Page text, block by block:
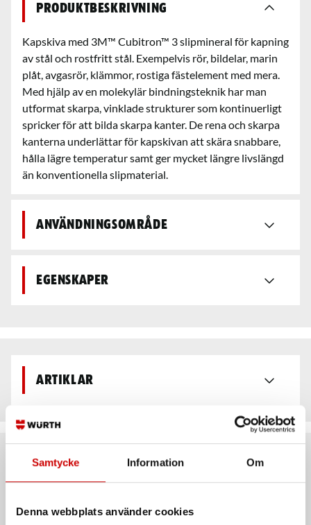
Samtycke Information Om
Denna webbplats använder cookies
Produktbeskrivning
Kapskiva med 3M™ Cubitron™ 3 slipmineral för kapning
av stål och rostfritt stål. Exempelvis rör, bildelar, marin
plåt, avgasrör, klämmor, rostiga fästelement med mera.
Med hjälp av en molekylär bindningsteknik har man
utformat skarpa, vinklade strukturer som kontinuerligt
spricker för att bilda skarpa kanter. De rena och skarpa
kanterna underlättar för kapskivan att skära snabbare,
hålla lägre temperatur samt ger mycket längre livslängd
än konventionella slipmaterial.
Användningsområde
Egenskaper
Artiklar
Rekommenderat baserat på vald produkt